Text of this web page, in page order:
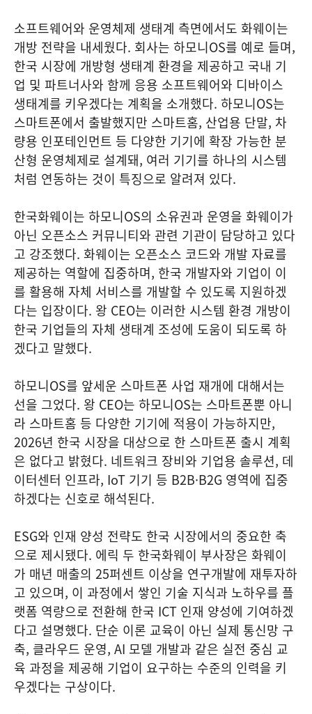
소프트웨어와 운영체제 생태계 측면에서도 화웨이는
개방 전략을 내세웠다. 회사는 하모니OS를 예로 들며,
한국 시장에 개방형 생태계 환경을 제공하고 국내 기
업 및 파트너사와 함께 응용 소프트웨어와 디바이스
생태계를 키우겠다는 계획을 소개했다. 하모니OS는
스마트폰에서 출발했지만 스마트홈, 산업용 단말, 차
량용 인포테인먼트 등 다양한 기기에 확장 가능한 분
산형 운영체제로 설계돼, 여러 기기를 하나의 시스템
처럼 연동하는 것이 특징으로 알려져 있다.
한국화웨이는 하모니OS의 소유권과 운영을 화웨이가
아닌 오픈소스 커뮤니티와 관련 기관이 담당하고 있다
고 강조했다. 화웨이는 오픈소스 코드와 개발 자료를
제공하는 역할에 집중하며, 한국 개발자와 기업이 이
를 활용해 자체 서비스를 개발할 수 있도록 지원하겠
다는 입장이다. 왕 CEO는 이러한 시스템 환경 개방이
한국 기업들의 자체 생태계 조성에 도움이 되도록 하
겠다고 말했다.
하모니OS를 앞세운 스마트폰 사업 재개에 대해서는
선을 그었다. 왕 CEO는 하모니OS는 스마트폰뿐 아니
라 스마트홈 등 다양한 기기에 적용이 가능하지만,
2026년 한국 시장을 대상으로 한 스마트폰 출시 계획
은 없다고 밝혔다. 네트워크 장비와 기업용 솔루션, 데
이터센터 인프라, IoT 기기 등 B2B·B2G 영역에 집중
하겠다는 신호로 해석된다.
ESG와 인재 양성 전략도 한국 시장에서의 중요한 축
으로 제시됐다. 에릭 두 한국화웨이 부사장은 화웨이
가 매년 매출의 25퍼센트 이상을 연구개발에 재투자하
고 있으며, 이 과정에서 쌓인 기술 지식과 노하우를 플
랫폼 역량으로 전환해 한국 ICT 인재 양성에 기여하겠
다고 설명했다. 단순 이론 교육이 아닌 실제 통신망 구
축, 클라우드 운영, AI 모델 개발과 같은 실전 중심 교
육 과정을 제공해 기업이 요구하는 수준의 인력을 키
우겠다는 구상이다.